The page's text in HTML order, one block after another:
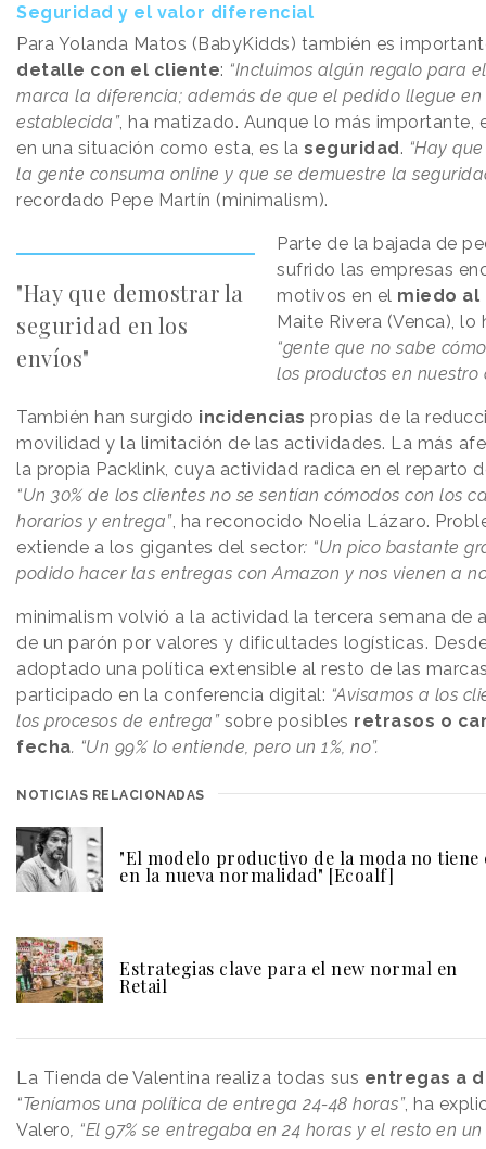
Seguridad y el valor diferencial
Para Yolanda Matos (BabyKidds) también es
detalle con el cliente: “Incluimos algún regalo para
marca la diferencia; además de que el pedido llegue
establecida”, ha matizado. Aunque lo más importante,
en una situación como esta, es la seguridad . “Hay
la gente consuma online y que se demuestre la
recordado Pepe Martín (minimalism).
"Hay que demostrar la
seguridad en los
envíos"
Parte de la bajada de
sufrido las empresas
motivos en el miedo al
Maite Rivera (Venca), lo
“gente que no sabe
los productos en nuestro
También han surgido incidencias propias de la
movilidad y la limitación de las actividades. La más
la propia Packlink, cuya actividad radica en el reparto
“Un 30% de los clientes no se sentían cómodos con los
horarios y entrega”, ha reconocido Noelia Lázaro.
extiende a los gigantes del sector: “Un pico bastante
podido hacer las entregas con Amazon y nos vienen a
minimalism volvió a la actividad la tercera semana de
de un parón por valores y dificultades logísticas.
adoptado una política extensible al resto de las
participado en la conferencia digital: “Avisamos a los
los procesos de entrega”sobre posibles retrasos o
fecha. “Un 99% lo entiende, pero un 1%, no”.
NOTICIAS RELACIONADAS
"El modelo productivo de la moda no tiene
en la nueva normalidad" [Ecoalf]
Estrategias clave para el new normal en
Retail
La Tienda de Valentina realiza todas sus entregas a
“Teníamos una política de entrega 24-48 horas”, ha
Valero, “El 97% se entregaba en 24 horas y el resto en